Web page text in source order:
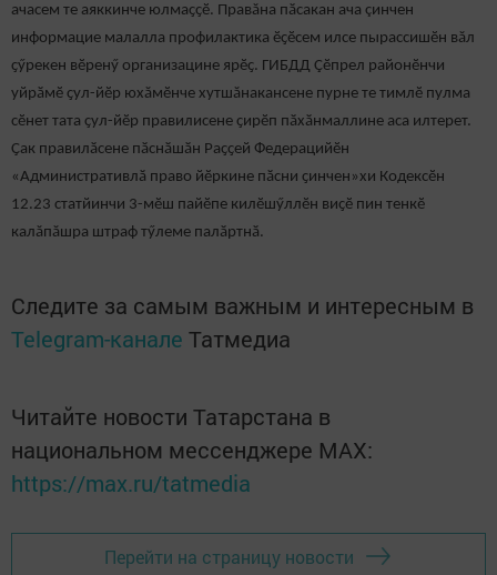
ачасем те аяккинче юлмаҫҫӗ. Правăна пӑсакан ача çинчен
информацие малалла профилактика ӗҫӗсем илсе пырассишӗн вăл
ҫӳрекен вӗренӳ организацине ярӗҫ. ГИБДД Çӗпрел районӗнчи
уйрӑмӗ ҫул-йӗр юхăмӗнче хутшăнакансене пурне те тимлӗ пулма
сӗнет тата ҫул-йӗр правилисене ҫирӗп пӑхӑнмаллине аса илтерет.
Ҫак правилӑсене пӑснӑшӑн Раҫҫей Федерацийӗн
«Административлӑ право йӗркине пӑсни ҫинчен»хи Кодексӗн
12.23 статйинчи 3-мӗш пайӗпе килӗшӳллӗн виҫӗ пин тенкӗ
калăпăшра штраф тӳлеме палӑртнӑ.
Следите за самым важным и интересным в
Telegram-канале Татмедиа
Читайте новости Татарстана в
национальном мессенджере MАХ:
https://max.ru/tatmedia
Перейти на страницу новости